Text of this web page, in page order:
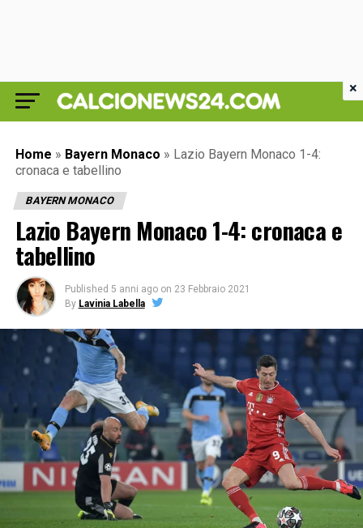
Home » Bayern Monaco » Lazio Bayern Monaco 1-4:
cronaca e tabellino
BAYERN MONACO
Lazio Bayern Monaco 1-4: cronaca e
tabellino
Published 5 anni ago on 23 Febbraio 2021
By Lavinia Labella
×